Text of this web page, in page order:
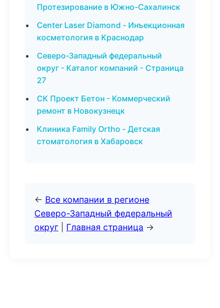
Протезирование в Южно-Сахалинск
Center Laser Diamond - Инъекционная
косметология в Краснодар
Северо-Западный федеральный
округ - Каталог компаний - Страница
27
СК Проект Бетон - Коммерческий
ремонт в Новокузнецк
Клиника Family Ortho - Детская
стоматология в Хабаровск
← Все компании в регионе
Северо-Западный федеральный
округ
Главная страница →